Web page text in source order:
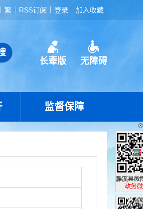
繁 RSS订阅 登录 加入收藏
长辈版 无障碍
监督保障
濉溪县政
政务微博